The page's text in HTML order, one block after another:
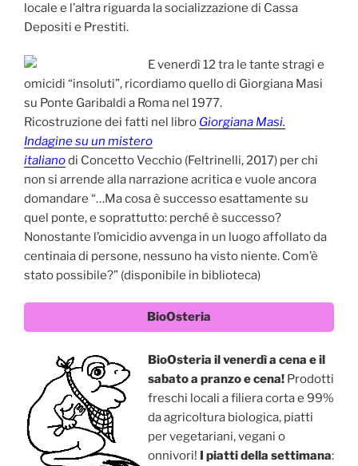
locale e l’altra riguarda la socializzazione di Cassa
Depositi e Prestiti.
E venerdì 12 tra le tante stragi e
omicidi “insoluti”, ricordiamo quello di Giorgiana Masi
su Ponte Garibaldi a Roma nel 1977.
Ricostruzione dei fatti nel libro Giorgiana Masi.
Indagine su un mistero
italianodi Concetto Vecchio (Feltrinelli, 2017) per chi
non si arrende alla narrazione acritica e vuole ancora
domandare “…Ma cosa è successo esattamente su
quel ponte, e soprattutto: perché è successo?
Nonostante l’omicidio avvenga in un luogo affollato da
centinaia di persone, nessuno ha visto niente. Com’è
stato possibile?” (disponibile in biblioteca)
BioOsteria
BioOsteria il venerdì a cena e il
sabato a pranzo e cena! Prodotti
freschi locali a filiera corta e 99%
da agricoltura biologica, piatti
per vegetariani, vegani o
onnivori! I piatti della settimana: